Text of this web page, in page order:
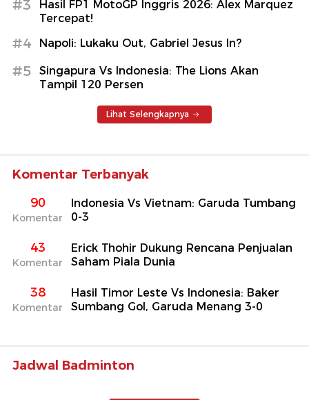
#3
Hasil FP1 MotoGP Inggris 2026: Alex Marquez
Tercepat!
#4 Napoli: Lukaku Out, Gabriel Jesus In?
#5
Singapura Vs Indonesia: The Lions Akan
Tampil 120 Persen
Lihat Selengkapnya
Komentar Terbanyak
90
Komentar
Indonesia Vs Vietnam: Garuda Tumbang
0-3
43
Komentar
Erick Thohir Dukung Rencana Penjualan
Saham Piala Dunia
38
Komentar
Hasil Timor Leste Vs Indonesia: Baker
Sumbang Gol, Garuda Menang 3-0
Jadwal Badminton